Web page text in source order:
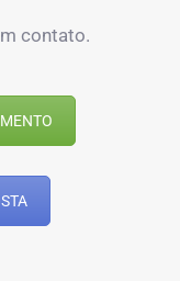
contato.